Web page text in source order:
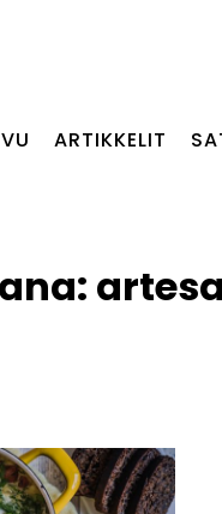
ARTIKKELIT